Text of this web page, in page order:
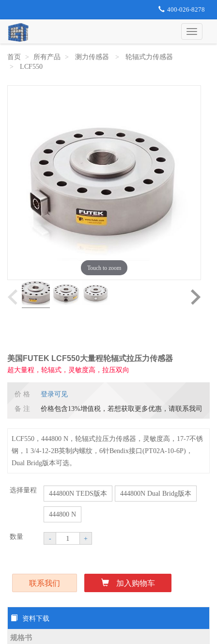
400-026-8278
首页 所有产品 测力传感器
轮辐式力传感器
LCF550
Touch to zoom
美国FUTEK LCF550大量程轮辐式拉压力传感器
超大量程，轮辐式，灵敏度高，拉压双向
价 格
登录可见
备 注
价格包含13%增值税，若想获取更多优惠，请联系我司
LCF550，444800 N，轮辐式拉压力传感器，灵敏度高，17-7不锈
钢，1 3/4-12-2B英制内螺纹，6针Bendix接口(PT02A-10-6P)，
Dual Bridg版本可选。
选择量程 444800N TEDS版本 444800N Dual Bridg版本
444800 N
数量 - +
联系我们 加入购物车
资料下载
规格书